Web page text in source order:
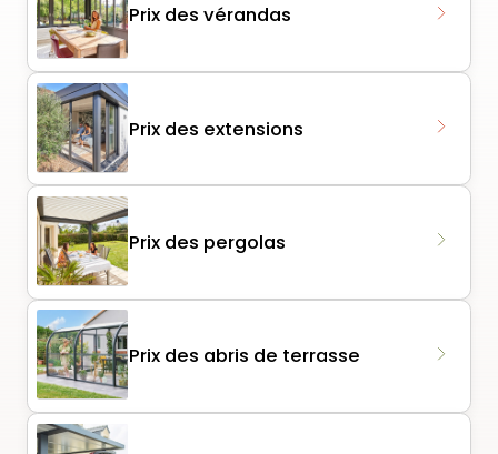
Prix des vérandas
Prix des extensions
Prix des pergolas
Prix des abris de terrasse